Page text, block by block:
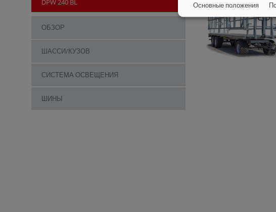
DPW 240 BL
ОБЗОР
ШАССИ/КУЗОВ
СИСТЕМА ОСВЕЩЕНИЯ
ШИНЫ
Основные положения